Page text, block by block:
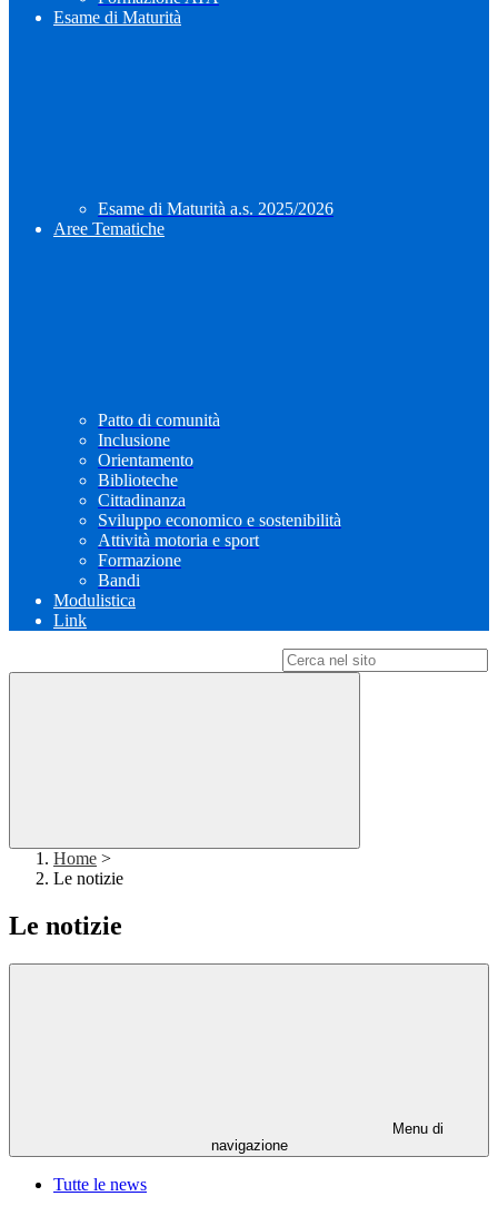
Esame di Maturità
Esame di Maturità a.s. 2025/2026
Aree Tematiche
Patto di comunità
Inclusione
Orientamento
Biblioteche
Cittadinanza
Sviluppo economico e sostenibilità
Attività motoria e sport
Formazione
Bandi
Modulistica
Link
Home >
Le notizie
Le notizie
Menu di
navigazione
Tutte le news